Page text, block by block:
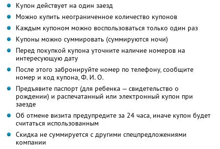
Купон действует на один заезд
Можно купить неограниченное количество купонов
Каждым купоном можно воспользоваться только один раз
Купоны можно суммировать (суммируются ночи)
Перед покупкой купона уточните наличие номеров на
интересующую дату
После этого забронируйте номер по телефону, сообщите
номер и код купона, Ф. И. О.
Предъявите паспорт (для ребенка — свидетельство о
рождении) и распечатанный или электронный купон при
заезде
Об отмене визита предупредите за 24 часа, иначе купон будет
считаться использованным
Скидка не суммируется с другими спецпредложениями
компании